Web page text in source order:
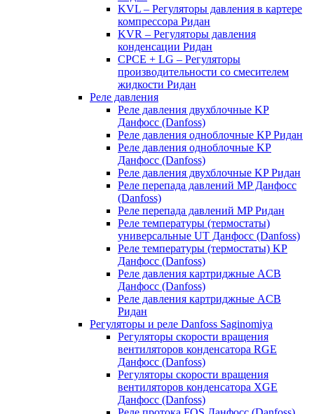
KVL – Регуляторы давления в картере
компрессора Ридан
KVR – Регуляторы давления
конденсации Ридан
CPCE + LG – Регуляторы
производительности со смесителем
жидкости Ридан
Реле давления
Реле давления двухблочные KP
Данфосс (Danfoss)
Реле давления одноблочные KP Ридан
Реле давления одноблочные KP
Данфосс (Danfoss)
Реле давления двухблочные KP Ридан
Реле перепада давлений MP Данфосс
(Danfoss)
Реле перепада давлений MP Ридан
Реле температуры (термостаты)
универсальные UT Данфосс (Danfoss)
Реле температуры (термостаты) KP
Данфосс (Danfoss)
Реле давления картриджные ACB
Данфосс (Danfoss)
Реле давления картриджные ACB
Ридан
Регуляторы и реле Danfoss Saginomiya
Регуляторы скорости вращения
вентиляторов конденсатора RGE
Данфосс (Danfoss)
Регуляторы скорости вращения
вентиляторов конденсатора XGE
Данфосс (Danfoss)